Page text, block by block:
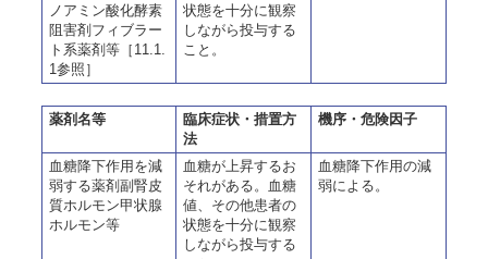
ノアミン酸化酵素
阻害剤フィブラー
ト系薬剤等［11.1.
1参照］
状態を十分に観察
しながら投与する
こと。
薬剤名等
臨床症状・措置方
法
機序・危険因子
血糖降下作用を減
弱する薬剤副腎皮
質ホルモン甲状腺
ホルモン等
血糖が上昇するお
それがある。血糖
値、その他患者の
状態を十分に観察
しながら投与する
血糖降下作用の減
弱による。